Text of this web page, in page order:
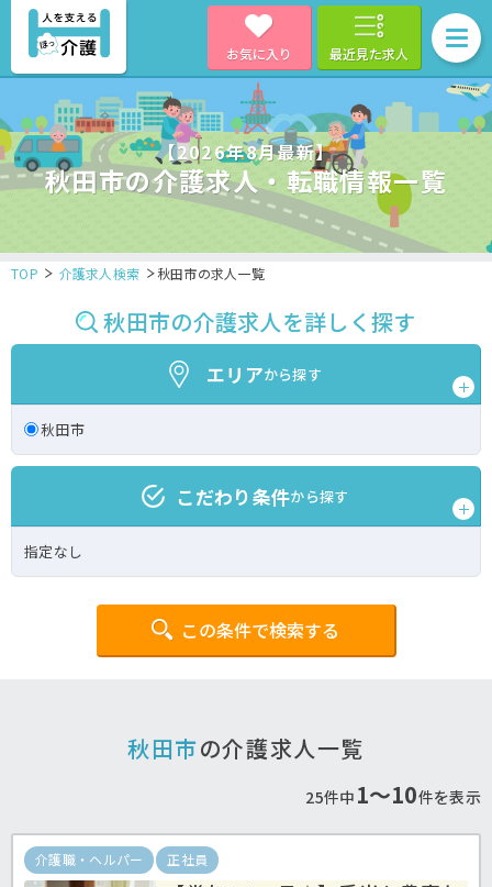
お気に入り 最近見た求人
【2026年8月最新】
秋田市の介護求人・転職情報一覧
TOP 介護求人検索 秋田市の求人一覧
秋田市の介護求人を詳しく探す
エリアから探す
秋田市
こだわり条件から探す
指定なし
この条件で検索する
秋田市の介護求人一覧
25件中 1〜10件を表示
介護職・ヘルパー 正社員